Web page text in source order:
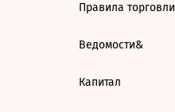
Правила торговли
Ведомости&
Капитал